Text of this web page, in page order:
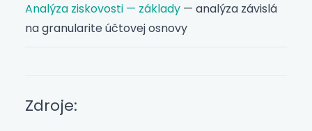
Analýza ziskovosti — základy — analýza závislá
na granularite účtovej osnovy
Zdroje: